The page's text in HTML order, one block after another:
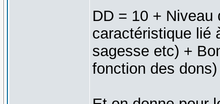
DD = 10 +
caractéristique lié
sagesse etc) +
fonction des dons)